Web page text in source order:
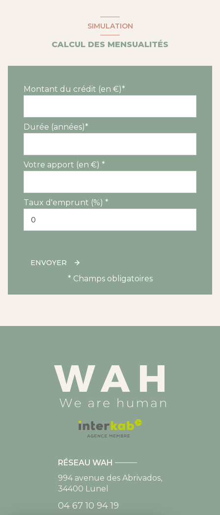
SIMULATION
CALCUL DES MENSUALITÉS
Montant du crédit (en €)*
Durée (années)*
Votre apport (en €) *
Taux d'emprunt (%) *
ENVOYER
* Champs obligatoires
RÉSEAU WAH
994 avenue des Abrivados,
34400 Lunel
04 67 10 94 19